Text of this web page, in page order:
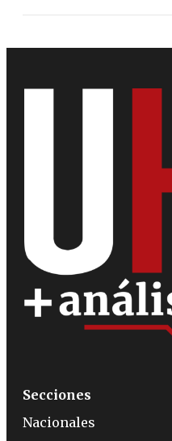
Secciones
Nacionales